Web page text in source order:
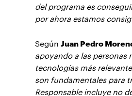
del programa es
por ahora estamos
Según Juan Pedro
apoyando a las personas
tecnologías más
son fundamentales para
Responsable incluye no